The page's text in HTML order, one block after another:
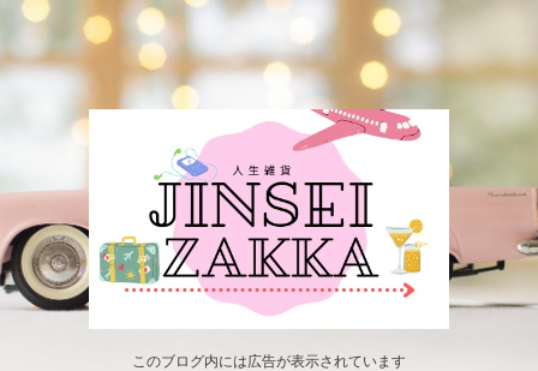
このブログ内には広告が表示されています